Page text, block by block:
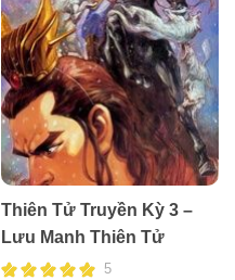
Thiên Tử Truyền Kỳ 3 –
Lưu Manh Thiên Tử
5